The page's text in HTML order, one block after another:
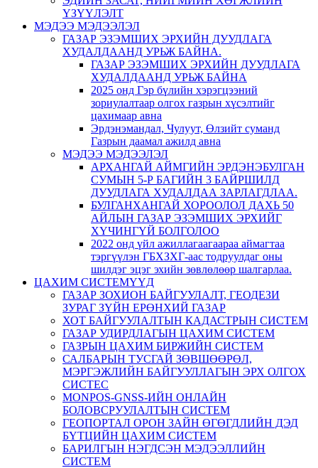
ҮЗҮҮЛЭЛТ
МЭДЭЭ МЭДЭЭЛЭЛ
ГАЗАР ЭЗЭМШИХ ЭРХИЙН ДУУДЛАГА
ХУДАЛДААНД УРЬЖ БАЙНА.
ГАЗАР ЭЗЭМШИХ ЭРХИЙН ДУУДЛАГА
ХУДАЛДААНД УРЬЖ БАЙНА
2025 онд Гэр бүлийн хэрэгцээний
зориулалтаар олгох газрын хүсэлтийг
цахимаар авна
Эрдэнэмандал, Чулуут, Өлзийт суманд
Газрын даамал ажилд авна
МЭДЭЭ МЭДЭЭЛЭЛ
АРХАНГАЙ АЙМГИЙН ЭРДЭНЭБУЛГАН
СУМЫН 5-Р БАГИЙН 3 БАЙРШИЛД
ДУУДЛАГА ХУДАЛДАА ЗАРЛАГДЛАА.
БУЛГАНХАНГАЙ ХОРООЛОЛ ДАХЬ 50
АЙЛЫН ГАЗАР ЭЗЭМШИХ ЭРХИЙГ
ХҮЧИНГҮЙ БОЛГОЛОО
2022 онд үйл ажиллагаагаараа аймагтаа
тэргүүлэн ГБХЗХГ-аас тодруулдаг оны
шилдэг эцэг эхийн зөвлөлөөр шалгарлаа.
ЦАХИМ СИСТЕМҮҮД
ГАЗАР ЗОХИОН БАЙГУУЛАЛТ, ГЕОДЕЗИ
ЗУРАГ ЗҮЙН ЕРӨНХИЙ ГАЗАР
ХОТ БАЙГУУЛАЛТЫН КАДАСТРЫН СИСТЕМ
ГАЗАР УДИРДЛАГЫН ЦАХИМ СИСТЕМ
ГАЗРЫН ЦАХИМ БИРЖИЙН СИСТЕМ
САЛБАРЫН ТУСГАЙ ЗӨВШӨӨРӨЛ,
МЭРГЭЖЛИЙН БАЙГУУЛЛАГЫН ЭРХ ОЛГОХ
СИСТЕС
MONPOS-GNSS-ИЙН ОНЛАЙН
БОЛОВСРУУЛАЛТЫН СИСТЕМ
ГЕОПОРТАЛ ОРОН ЗАЙН ӨГӨГДЛИЙН ДЭД
БҮТЦИЙН ЦАХИМ СИСТЕМ
БАРИЛГЫН НЭГДСЭН МЭДЭЭЛЛИЙН
СИСТЕМ